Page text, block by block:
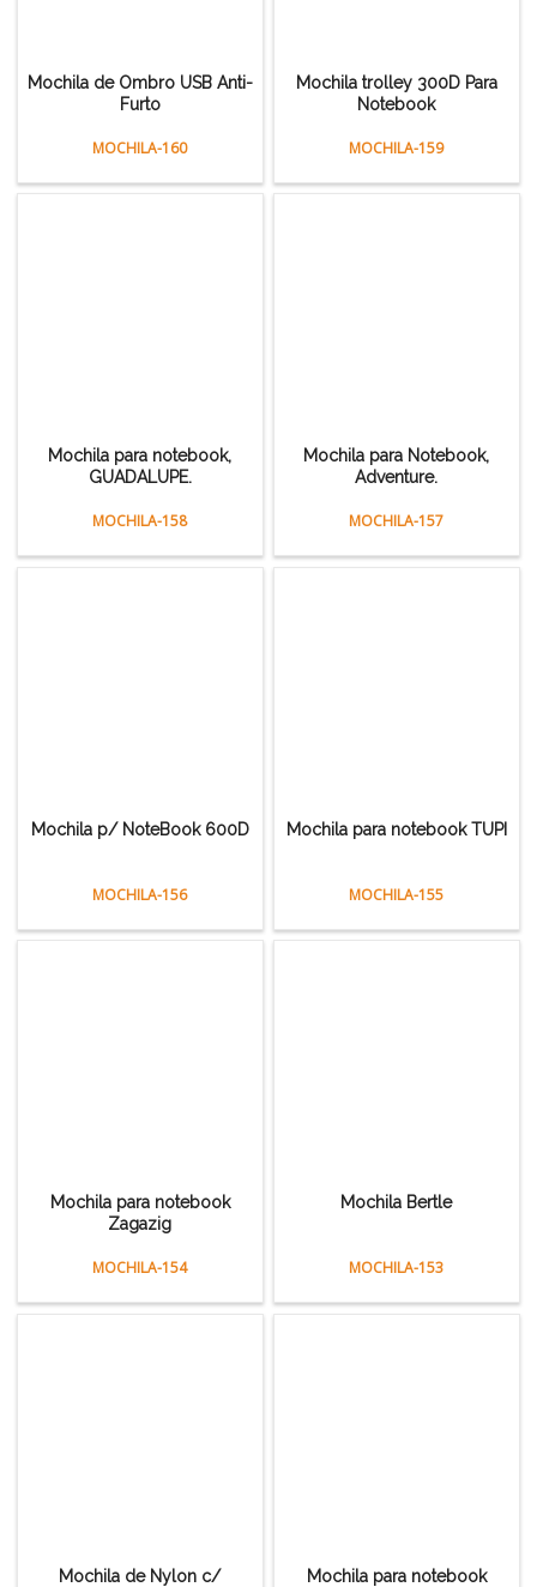
Mochila de Ombro USB Anti-
Furto
MOCHILA-160
Mochila trolley 300D Para
Notebook
MOCHILA-159
Mochila para notebook,
GUADALUPE.
MOCHILA-158
Mochila para Notebook,
Adventure.
MOCHILA-157
Mochila p/ NoteBook 600D
MOCHILA-156
Mochila para notebook TUPI
MOCHILA-155
Mochila para notebook
Zagazig
MOCHILA-154
Mochila Bertle
MOCHILA-153
Mochila de Nylon c/ Mochila para notebook